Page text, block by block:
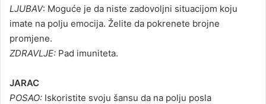
LJUBAV: Moguće je da niste zadovoljni situacijom koju
imate na polju emocija. Želite da pokrenete brojne
promjene.
ZDRAVLJE: Pad imuniteta.
JARAC
POSAO: Iskoristite svoju šansu da na polju posla